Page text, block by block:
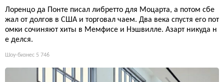
Лоренцо да Понте писал либретто для Моцарта, а потом сбе
жал от долгов в США и торговал чаем. Два века спустя его пот
омки сочиняют хиты в Мемфисе и Нэшвилле. Азарт никуда н
е делся.
Шоу-бизнес 5 746